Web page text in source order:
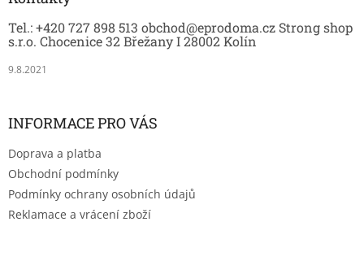
Tel.: +420 727 898 513 obchod@eprodoma.cz Strong shop
s.r.o. Chocenice 32 Břežany I 28002 Kolín
9.8.2021
INFORMACE PRO VÁS
Doprava a platba
Obchodní podmínky
Podmínky ochrany osobních údajů
Reklamace a vrácení zboží